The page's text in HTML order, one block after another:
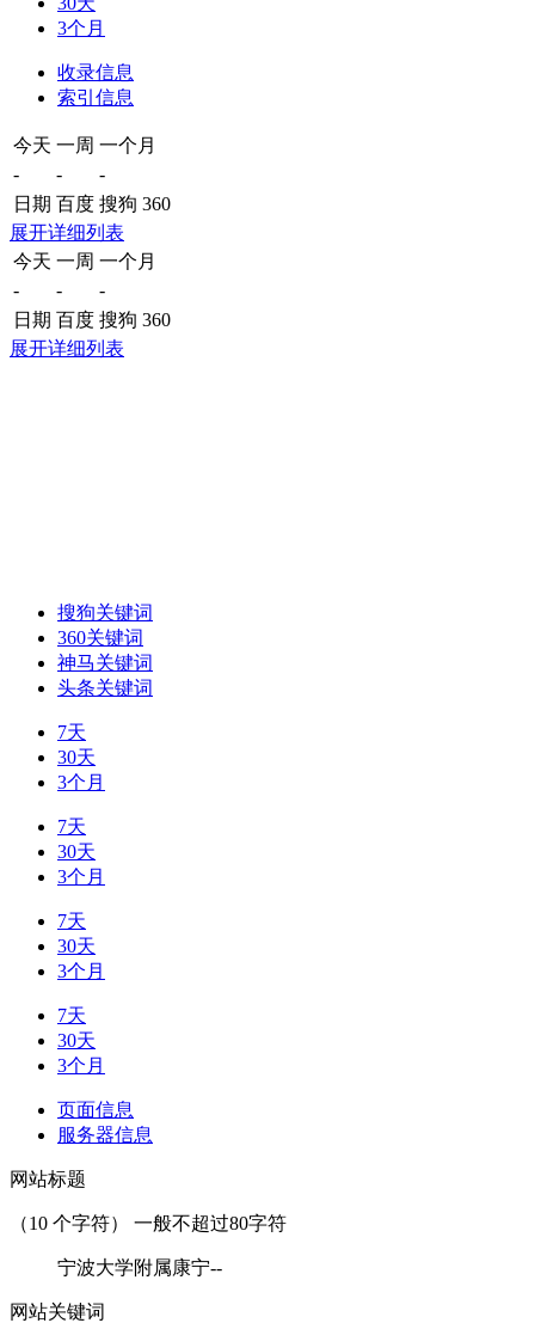
3个月
收录信息
索引信息
今天 一周 一个月
-
-
-
日期 百度 搜狗 360
展开详细列表
今天 一周 一个月
-
-
-
日期 百度 搜狗 360
展开详细列表
搜狗关键词
360关键词
神马关键词
头条关键词
7天
30天
3个月
7天
30天
3个月
7天
30天
3个月
7天
30天
3个月
页面信息
服务器信息
网站标题
（10 个字符） 一般不超过80字符
宁波大学附属康宁--
网站关键词